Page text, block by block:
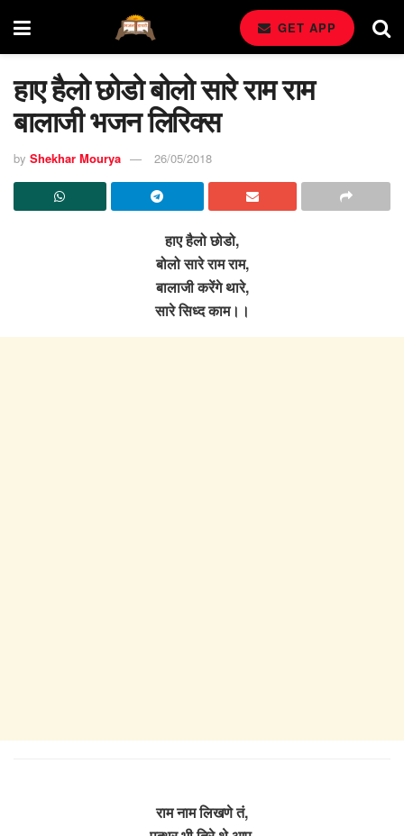
GET APP
हाए हैलो छोडो बोलो सारे राम राम
बालाजी भजन लिरिक्स
by Shekhar Mourya 26/05/2018
हाए हैलो छोडो,
बोलो सारे राम राम,
बालाजी करेंगे थारे,
सारे सिध्द काम।।
राम नाम लिखणे तं,